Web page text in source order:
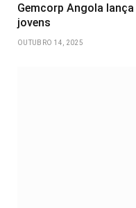
Gemcorp Angola
jovens
OUTUBRO 14, 2025